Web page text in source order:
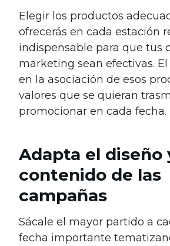
Elegir los productos
ofrecerás en cada estación
indispensable para que tus
marketing sean efectivas.
en la asociación de esos
valores que se quieran
promocionar en cada fecha.
Adapta el diseño
contenido de las
campañas
Sácale el mayor partido a
fecha importante